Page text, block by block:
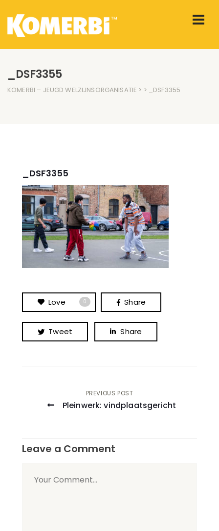
_DSF3355
KOMERBI – JEUGD WELZIJNSORGANISATIE > > _DSF3355
_DSF3355
Love 0 Share
Tweet Share
Post
PREVIOUS POST
Pleinwerk: vindplaatsgericht
Leave a Comment